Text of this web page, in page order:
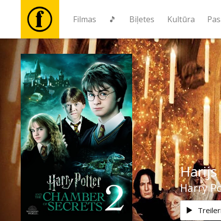
Filmas 🎵 Biļetes Kultūra
Filmas
🎵
Biļetes
Kultūra
Pasākumi
Ziņas
Harijs
Harry